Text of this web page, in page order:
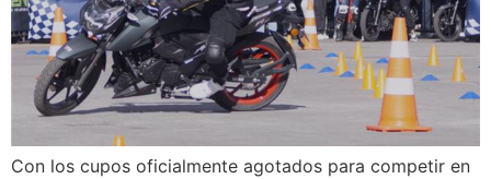
Con los cupos oficialmente agotados para competir en